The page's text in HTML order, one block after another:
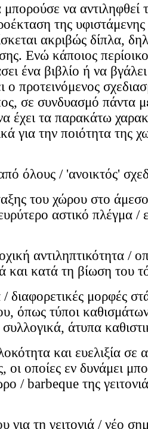
να αντιληφθεί
της
ακριβώς δίπλα,
Ενώ κάποιος
ένα βιβλίο ή να
ο προτεινόμενος
σε συνδυασμό πάντα
έχει τα παρακάτω
για την ποιότητα της
όλους / 'ανοικτός'
του χώρου στο
αστικό πλέγμα /
αντιληπτικότητα /
και κατά τη βίωση του
διαφορετικές μορφές
όπως τύποι
άτυπα
και ευελιξία σε
οι οποίες εν δυνάμει
/ barbeque της
για τη γειτονιά / νέο